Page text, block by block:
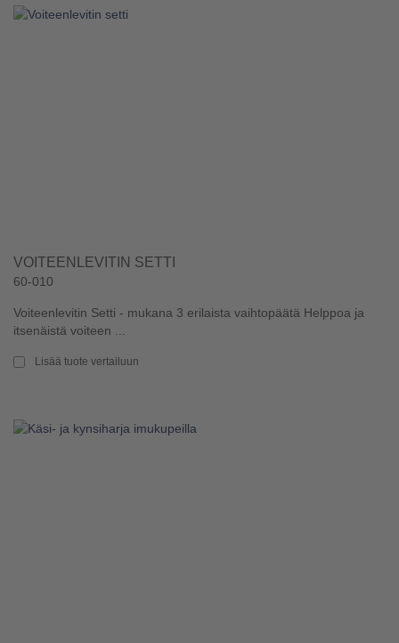
VOITEENLEVITIN SETTI
60-010
Voiteenlevitin Setti - mukana 3 erilaista vaihtopäätä Helppoa ja
itsenäistä voiteen ...
Lisää tuote vertailuun